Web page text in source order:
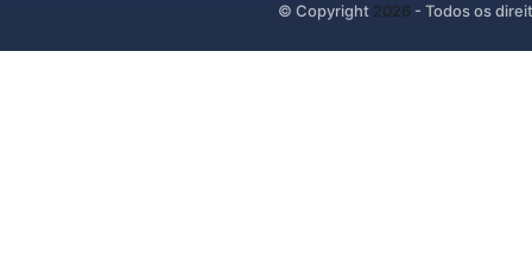
© Copyright 2026 - Todos os